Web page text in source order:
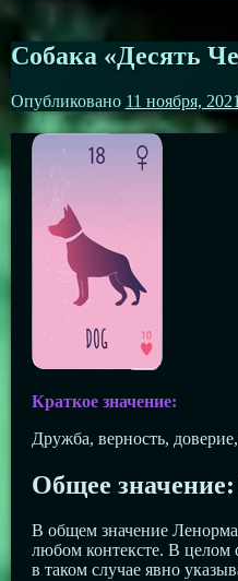
Собака «Десять
Опубликовано 11 ноября,
Краткое значение:
Дружба, верность,
Общее
В общем значение
любом контексте. В целом
в таком случае явно